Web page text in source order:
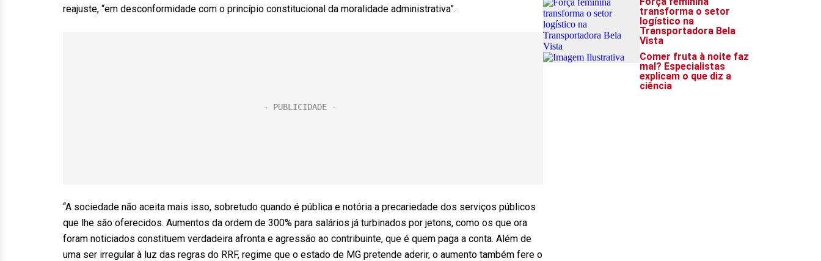
reajuste, “em desconformidade com o princípio constitucional da moralidade administrativa”.
“A sociedade não aceita mais isso, sobretudo quando é pública e notória a precariedade dos serviços públicos
que lhe são oferecidos. Aumentos da ordem de 300% para salários já turbinados por jetons, como os que ora
foram noticiados constituem verdadeira afronta e agressão ao contribuinte, que é quem paga a conta. Além de
uma ser irregular à luz das regras do RRF, regime que o estado de MG pretende aderir, o aumento também fere o